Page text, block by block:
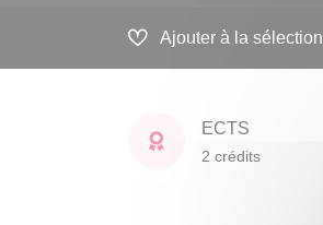
Ajouter à la sélection
ECTS
2 crédits